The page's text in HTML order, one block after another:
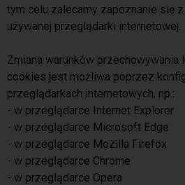
tym celu zalecamy zapoznanie się z
używanej przeglądarki internetowej.
Zmiana warunków
cookies jest możliwa poprzez
przeglądarkach internetowych, np.:
- w przeglądarce Internet Explorer
- w przeglądarce Microsoft Edge
- w przeglądarce Mozilla Firefox
- w przeglądarce Chrome
- w przeglądarce Opera